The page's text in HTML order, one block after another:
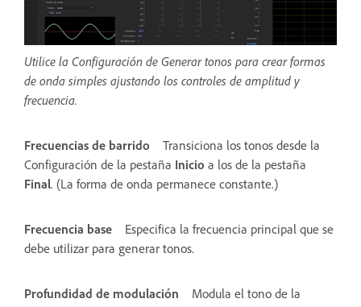
Utilice la Configuración de Generar tonos para crear formas
de onda simples ajustando los controles de amplitud y
frecuencia.
Frecuencias de barrido
Transiciona los tonos desde la
Configuración de la pestaña Inicio a los de la pestaña
Final. (La forma de onda permanece constante.)
Frecuencia base
Especifica la frecuencia principal que se
debe utilizar para generar tonos.
Profundidad de modulación
Modula el tono de la